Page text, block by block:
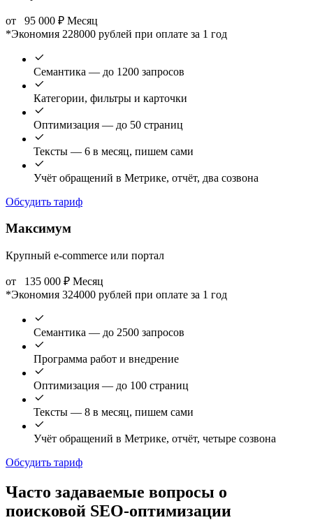
от 95 000 ₽ Месяц
*Экономия 228000 рублей при оплате за 1 год
Семантика — до 1200 запросов
Категории, фильтры и карточки
Оптимизация — до 50 страниц
Тексты — 6 в месяц, пишем сами
Учёт обращений в Метрике, отчёт, два созвона
Обсудить тариф
Максимум
Крупный e-commerce или портал
от 135 000 ₽ Месяц
*Экономия 324000 рублей при оплате за 1 год
Семантика — до 2500 запросов
Программа работ и внедрение
Оптимизация — до 100 страниц
Тексты — 8 в месяц, пишем сами
Учёт обращений в Метрике, отчёт, четыре созвона
Обсудить тариф
Часто задаваемые вопросы о
поисковой SEO-оптимизации